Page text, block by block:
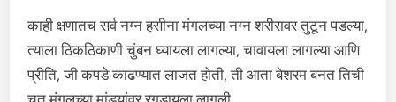
काही क्षणातच सर्व नग्न हसीना मंगलच्या नग्न शरीरावर तुटून पडल्या,
त्याला ठिकठिकाणी चुंबन घ्यायला लागल्या, चावायला लागल्या आणि
प्रीति, जी कपडे काढण्यात लाजत होती, ती आता बेशरम बनत तिची